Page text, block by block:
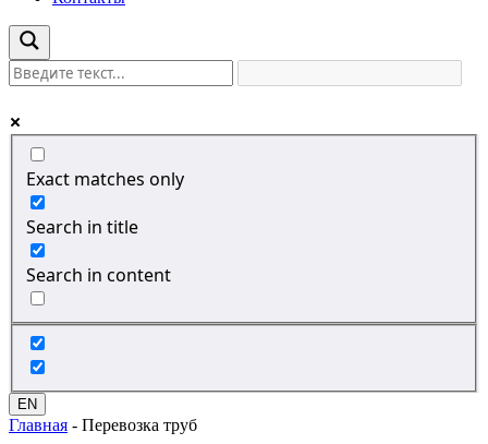
Exact matches only
Search in title
Search in content
EN
Главная - Перевозка труб